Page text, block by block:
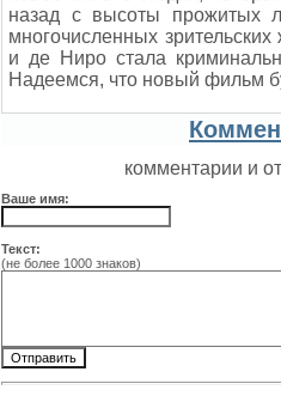
назад с высоты прожитых
многочисленных
и де Ниро стала
Надеемся, что новый фильм
комментарии и
Ваше имя:
Текст:
(не более 1000 знаков)